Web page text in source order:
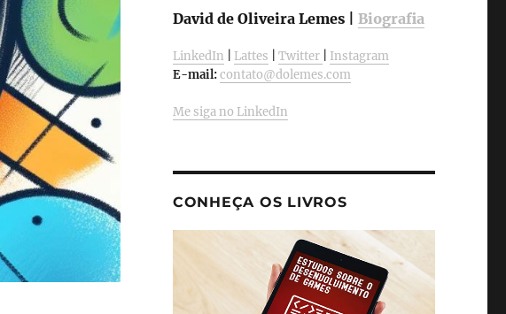
David de Oliveira Lemes | Biografia
LinkedIn Lattes Twitter
Instagram
E-mail:contato@dolemes.com
Me siga no LinkedIn
CONHEÇA OS LIVROS